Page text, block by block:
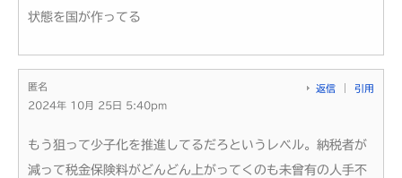
状態を国が作ってる
匿名
2024年 10月 25日 5:40pm
返信 引用
もう狙って少子化を推進してるだろというレベル。納税者が
減って税金保険料がどんどん上がってくのも未曾有の人手不